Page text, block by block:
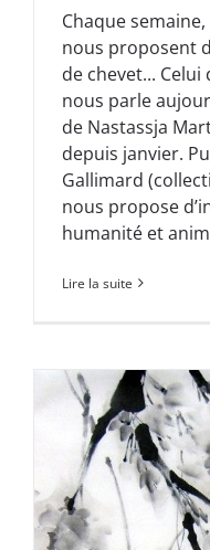
Chaque
nous proposent
de chevet...
nous parle
de Nastassja
depuis janvier.
Gallimard
nous propose
humanité et
Lire la suite